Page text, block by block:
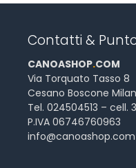
Contatti &
CANOASHOP.COM
Via Torquato Tasso 8
Cesano Boscone
Tel. 024504513 – cell.
P.IVA 06746760963
info@canoashop.com